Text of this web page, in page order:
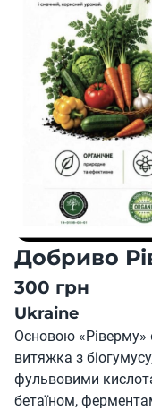
Добриво
300 грн
Ukraine
Основою «Ріверму»
витяжка з
фульвовими
бетаїном,